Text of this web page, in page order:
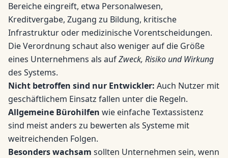
Bereiche eingreift, etwa Personalwesen,
Kreditvergabe, Zugang zu Bildung, kritische
Infrastruktur oder medizinische Vorentscheidungen.
Die Verordnung schaut also weniger auf die Größe
eines Unternehmens als aufZweck, Risiko und Wirkung
des Systems.
Nicht betroffen sind nur Entwickler: Auch Nutzer mit
geschäftlichem Einsatz fallen unter die Regeln.
Allgemeine Bürohilfen wie einfache Textassistenz
sind meist anders zu bewerten als Systeme mit
weitreichenden Folgen.
Besonders wachsam sollten Unternehmen sein, wenn